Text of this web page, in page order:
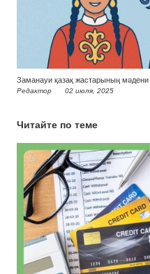
Заманауи қазақ жастарының мәдени
Редактор 02 июля, 2025
Читайте по теме